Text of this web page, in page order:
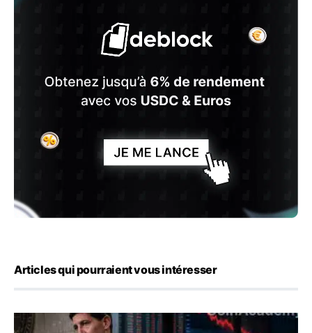
Articles qui pourraient vous intéresser
Kevin Warsh maintient sa communication minimaliste